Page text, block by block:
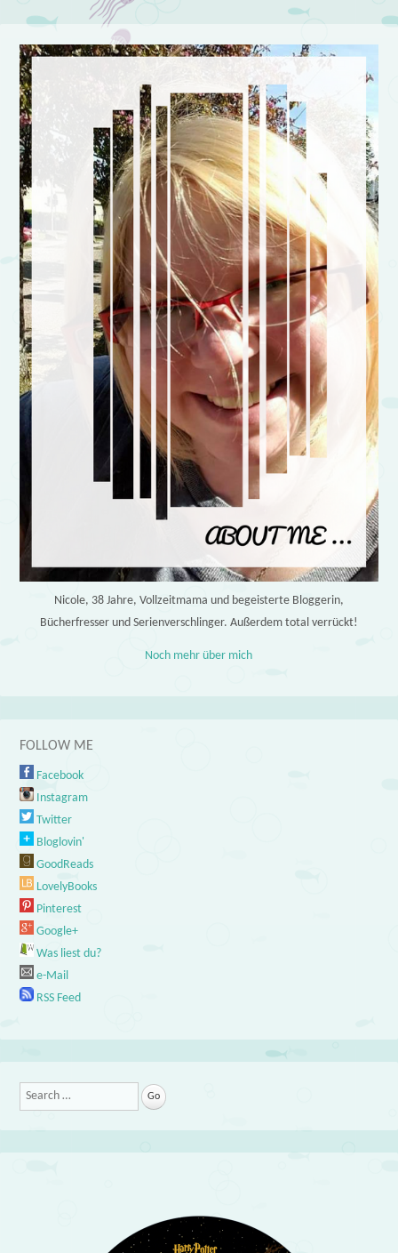
Post navigation
Nicole, 38 Jahre, Vollzeitmama und begeisterte Bloggerin,
Bücherfresser und Serienverschlinger. Außerdem total verrückt!
Noch mehr über mich
FOLLOW ME
Facebook
Instagram
Twitter
Bloglovin'
GoodReads
LovelyBooks
Pinterest
Google+
Was liest du?
e-Mail
RSS Feed
Search